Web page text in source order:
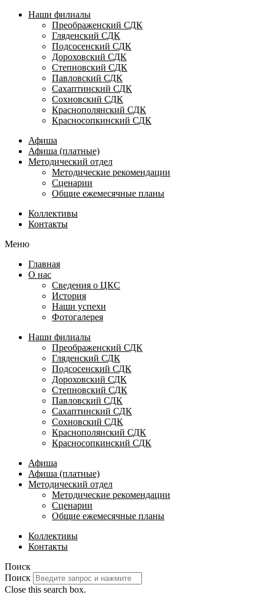
Наши филиалы
Преображенский СДК
Гляденский СДК
Подсосенский СДК
Дороховский СДК
Степновский СДК
Павловский СДК
Сахаптинский СДК
Сохновский СДК
Краснополянский СДК
Красносопкинский СДК
Афиша
Афиша (платные)
Методический отдел
Методические рекомендации
Сценарии
Общие ежемесячные планы
Коллективы
Контакты
Меню
Главная
О нас
Сведения о ЦКС
История
Наши успехи
Фотогалерея
Наши филиалы
Преображенский СДК
Гляденский СДК
Подсосенский СДК
Дороховский СДК
Степновский СДК
Павловский СДК
Сахаптинский СДК
Сохновский СДК
Краснополянский СДК
Красносопкинский СДК
Афиша
Афиша (платные)
Методический отдел
Методические рекомендации
Сценарии
Общие ежемесячные планы
Коллективы
Контакты
Поиск
Поиск
Close this search box.